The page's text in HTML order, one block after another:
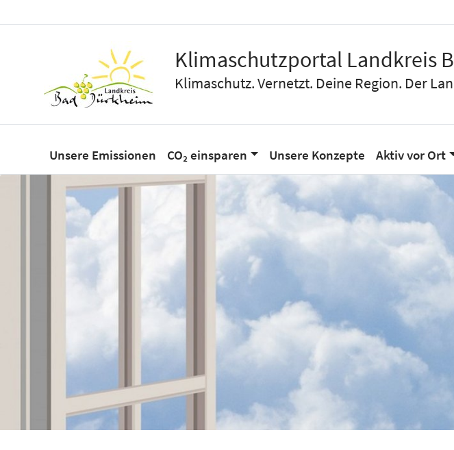
Klimaschutzportal Landkreis
Klimaschutz. Vernetzt. Deine Region. Der
Unsere Emissionen CO₂ einsparen Unsere Konzepte Aktiv vor Ort